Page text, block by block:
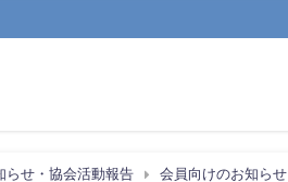
らせ・協会活動報告 会員向けのお知らせ